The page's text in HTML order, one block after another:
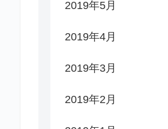
2019年5月
2019年4月
2019年3月
2019年2月